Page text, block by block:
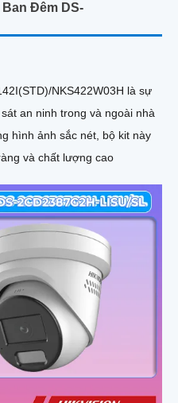
Ban Đêm DS-
NKS422W03H là sự
an ninh trong và ngoài nhà
và chất lượng cao